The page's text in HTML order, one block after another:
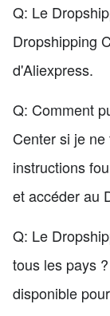
Q: Le
Dropshipping
d'Aliexpress.
Q: Comment
Center si je
instructions
et accéder au
Q: Le
tous les pays
disponible